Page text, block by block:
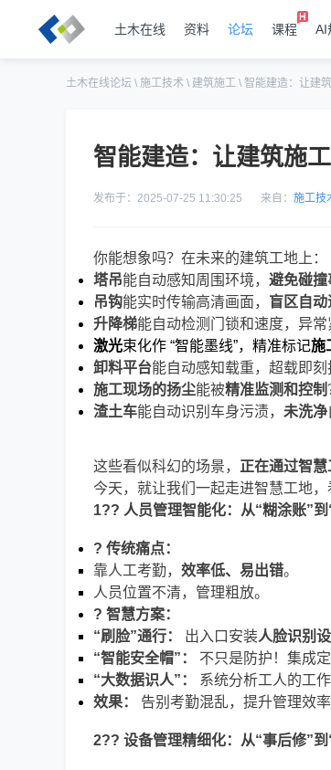
土木在线 资料 论坛 课程 AI
土木在线论坛 \ 施工技术 \ 建筑施工 \ 智能建造：让建
智能建造：让建筑施
发布于：2025-07-25 11:30:25 来自： 施工技
你能想象吗？在未来的建筑工地上：
塔吊能自动感知周围环境， 避免碰撞
吊钩能实时传输高清画面， 盲区自动
升降梯能自动检测门锁和速度，异常
激光束化作 “智能墨线”，精准标记施
卸料平台能自动感知载重，超载即刻
施工现场的扬尘能被精准监测和控制
渣土车能自动识别车身污渍， 未洗净
这些看似科幻的场景， 正在通过智慧
今天，就让我们一起走进智慧工地
1?? 人员管理智能化：从“糊涂账”到
? 传统痛点：
靠人工考勤， 效率低、易出错。
人员位置不清，管理粗放。
? 智慧方案：
“刷脸”通行：
出入口安装人脸识别
“智能安全帽”：
不只是防护！集成
“大数据识人”：
系统分析工人的工
效果：
告别考勤混乱，提升管理效
2?? 设备管理精细化：从“事后修”到